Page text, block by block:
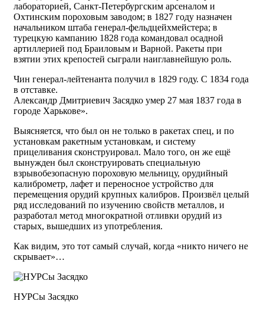
лабораторией, Санкт-Петербургским арсеналом и
Охтинским пороховым заводом; в 1827 году назначен
начальником штаба генерал-фельдцейхмейстера; в
турецкую кампанию 1828 года командовал осадной
артиллерией под Браиловым и Варной. Ракеты при
взятии этих крепостей сыграли наиглавнейшую роль.
Чин генерал-лейтенанта получил в 1829 году. С 1834 года
в отставке.
Александр Дмитриевич Засядко умер 27 мая 1837 года в
городе Харькове».
Выясняется, что был он не только в ракетах спец, и по
установкам ракетным установкам, и систему
прицеливания сконструировал. Мало того, он же ещё
вынужден был сконструировать специальную
взрывобезопасную пороховую мельницу, орудийный
калиброметр, лафет и переносное устройство для
перемещения орудий крупных калибров. Произвёл целый
ряд исследований по изучению свойств металлов, и
разработал метод многократной отливки орудий из
старых, вышедших из употребления.
Как видим, это тот самый случай, когда «никто ничего не
скрывает»…
НУРСы Засядко